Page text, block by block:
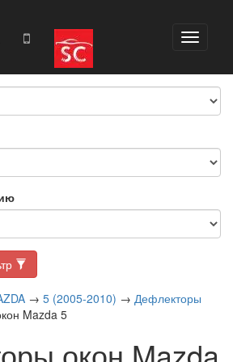
Toggle
И МОДЕЛЬ
→ 5 (2005-2010) → Дефлекторы
Mazda 5